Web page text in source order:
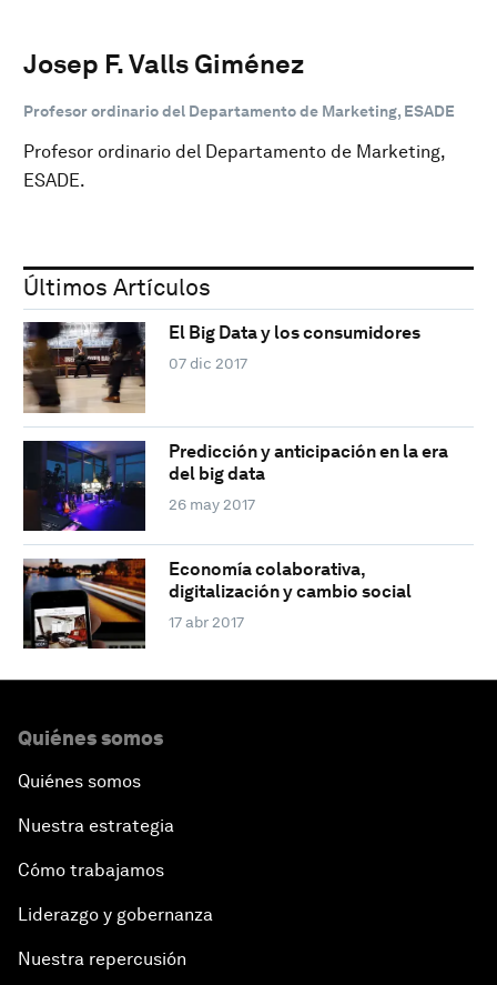
Josep F. Valls Giménez
Profesor ordinario del Departamento de Marketing, ESADE
Profesor ordinario del Departamento de Marketing,
ESADE.
Últimos Artículos
El Big Data y los consumidores
07 dic 2017
Predicción y anticipación en la era
del big data
26 may 2017
Economía colaborativa,
digitalización y cambio social
17 abr 2017
Quiénes somos
Quiénes somos
Nuestra estrategia
Cómo trabajamos
Liderazgo y gobernanza
Nuestra repercusión